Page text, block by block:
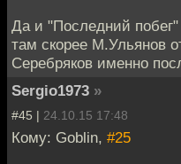
Да и "Последний
там скорее М.Ульянов
Серебряков именно
Sergio1973 »
#45 | 24.10.15 17:48
Кому: Goblin, #25